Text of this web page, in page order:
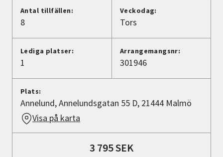
Lyssna
Antal tillfällen:
8
Veckodag:
Tors
Lediga platser:
1
Arrangemangsnr:
301946
Plats:
Annelund, Annelundsgatan 55 D, 21444 Malmö
Visa på karta
3 795 SEK